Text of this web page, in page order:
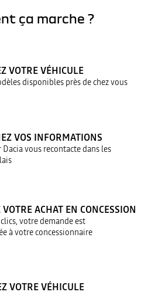
ça marche ?
VOTRE VÉHICULE
disponibles près de chez vous
VOS INFORMATIONS
vous recontacte dans les
ACHAT EN CONCESSION
votre demande est
à votre concessionnaire
VOTRE VÉHICULE